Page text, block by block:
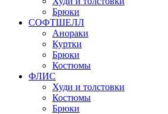
Брюки
СОФТШЕЛЛ
Анораки
Куртки
Брюки
Костюмы
ФЛИС
Худи и толстовки
Костюмы
Брюки